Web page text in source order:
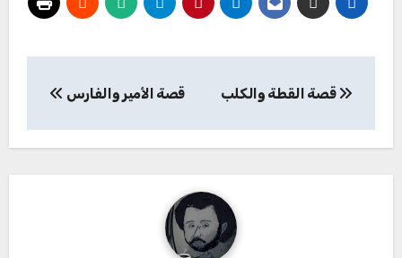
قصة القطة والكلب قصة الأمير والفارس